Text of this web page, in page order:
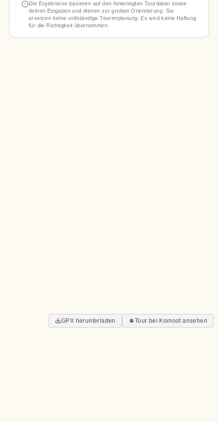
Die Ergebnisse basieren auf den hinterlegten Tourdaten sowie
deinen Eingaben und dienen zur groben Orientierung. Sie
ersetzen keine vollständige Tourenplanung. Es wird keine Haftung
für die Richtigkeit übernommen.
GPX herunterladen Tour bei Komoot ansehen